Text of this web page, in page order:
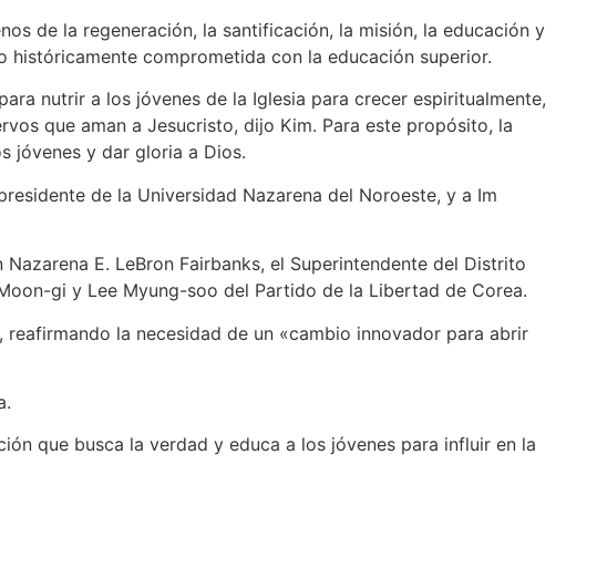
de la regeneración, la santificación, la misión, la educación y
comprometida con la educación superior.
nutrir a los jóvenes de la Iglesia para crecer espiritualmente,
que aman a Jesucristo, dijo Kim. Para este propósito, la
jóvenes y dar gloria a Dios.
de la Universidad Nazarena del Noroeste, y a Im
E. LeBron Fairbanks, el Superintendente del Distrito
gi y Lee Myung-soo del Partido de la Libertad de Corea.
la necesidad de un «cambio innovador para abrir
que busca la verdad y educa a los jóvenes para influir en la